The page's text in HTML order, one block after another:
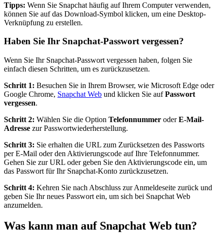
Tipps: Wenn Sie Snapchat häufig auf Ihrem Computer verwenden,
können Sie auf das Download-Symbol klicken, um eine Desktop-
Verknüpfung zu erstellen.
Haben Sie Ihr Snapchat-Passwort vergessen?
Wenn Sie Ihr Snapchat-Passwort vergessen haben, folgen Sie
einfach diesen Schritten, um es zurückzusetzen.
Schritt 1: Besuchen Sie in Ihrem Browser, wie Microsoft Edge oder
Google Chrome, Snapchat Web und klicken Sie aufPasswort
vergessen.
Schritt 2: Wählen Sie die Option Telefonnummer oderE-Mail-
Adresse zur Passwortwiederherstellung.
Schritt 3: Sie erhalten die URL zum Zurücksetzen des Passworts
per E-Mail oder den Aktivierungscode auf Ihre Telefonnummer.
Gehen Sie zur URL oder geben Sie den Aktivierungscode ein, um
das Passwort für Ihr Snapchat-Konto zurückzusetzen.
Schritt 4: Kehren Sie nach Abschluss zur Anmeldeseite zurück und
geben Sie Ihr neues Passwort ein, um sich bei Snapchat Web
anzumelden.
Was kann man auf Snapchat Web tun?